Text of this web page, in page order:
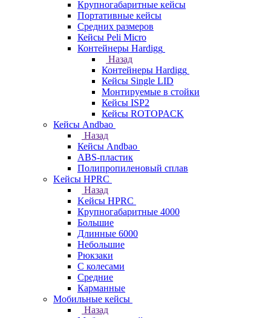
Крупногабаритные кейсы
Портативные кейсы
Средних размеров
Кейсы Peli Micro
Контейнеры Hardigg
Назад
Контейнеры Hardigg
Кейсы Single LID
Монтируемые в стойки
Кейсы ISP2
Кейсы ROTOPACK
Кейсы Andbao
Назад
Кейсы Andbao
ABS-пластик
Полипропиленовый сплав
Kейсы HPRC
Назад
Kейсы HPRC
Крупногабаритные 4000
Большие
Длинные 6000
Небольшие
Рюкзаки
С колесами
Средние
Карманные
Мобильные кейсы
Назад